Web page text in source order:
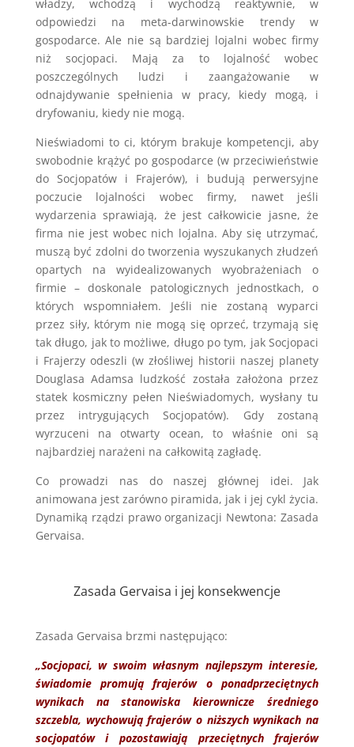
władzy, wchodzą i wychodzą reaktywnie, w
odpowiedzi na meta-darwinowskie trendy w
gospodarce. Ale nie są bardziej lojalni wobec firmy
niż socjopaci. Mają za to lojalność wobec
poszczególnych ludzi i zaangażowanie w
odnajdywanie spełnienia w pracy, kiedy mogą, i
dryfowaniu, kiedy nie mogą.
Nieświadomi to ci, którym brakuje kompetencji, aby
swobodnie krążyć po gospodarce (w przeciwieństwie
do Socjopatów i Frajerów), i budują perwersyjne
poczucie lojalności wobec firmy, nawet jeśli
wydarzenia sprawiają, że jest całkowicie jasne, że
firma nie jest wobec nich lojalna. Aby się utrzymać,
muszą być zdolni do tworzenia wyszukanych złudzeń
opartych na wyidealizowanych wyobrażeniach o
firmie – doskonale patologicznych jednostkach, o
których wspomniałem. Jeśli nie zostaną wyparci
przez siły, którym nie mogą się oprzeć, trzymają się
tak długo, jak to możliwe, długo po tym, jak Socjopaci
i Frajerzy odeszli (w złośliwej historii naszej planety
Douglasa Adamsa ludzkość została założona przez
statek kosmiczny pełen Nieświadomych, wysłany tu
przez intrygujących Socjopatów). Gdy zostaną
wyrzuceni na otwarty ocean, to właśnie oni są
najbardziej narażeni na całkowitą zagładę.
Co prowadzi nas do naszej głównej idei. Jak
animowana jest zarówno piramida, jak i jej cykl życia.
Dynamiką rządzi prawo organizacji Newtona: Zasada
Gervaisa.
Zasada Gervaisa i jej konsekwencje
Zasada Gervaisa brzmi następująco:
„Socjopaci, w swoim własnym najlepszym interesie,
świadomie promują frajerów o ponadprzeciętnych
wynikach na stanowiska kierownicze średniego
szczebla, wychowują frajerów o niższych wynikach na
socjopatów i pozostawiają przeciętnych frajerów